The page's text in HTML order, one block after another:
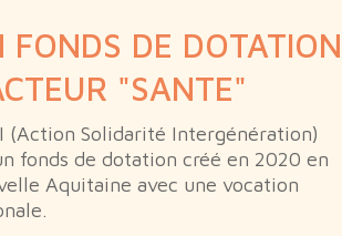
FONDS DE DOTATION
"SANTE"
(Action Solidarité Intergénération)
fonds de dotation créé en 2020 en
Aquitaine avec une vocation